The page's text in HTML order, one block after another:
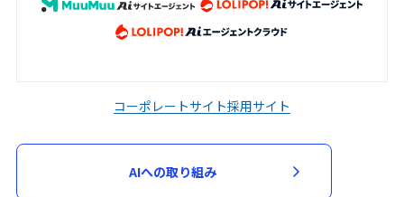
コーポレートサイト採用サイト
AIへの取り組み